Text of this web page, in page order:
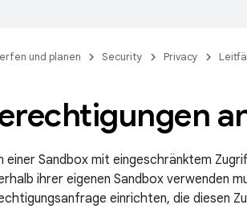
und planen Security Privacy
einer Sandbox mit eingeschränktem
ihrer eigenen Sandbox verwenden
einrichten, die diesen